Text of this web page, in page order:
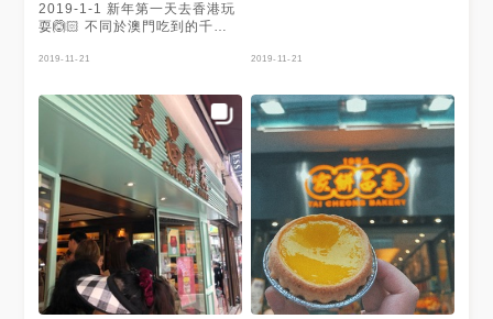
2019-1-1 新年第一天去香港玩
耍🙆🏻 不同於澳門吃到的千層
皮， 也是覺得好好吃哦🥰 with
2019-11-21 2019-11-21